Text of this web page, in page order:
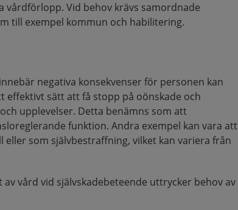
vårdförlopp. Vid behov krävs samordnade
till exempel kommun och habilitering.
negativa konsekvenser för personen kan
effektivt sätt att få stopp på oönskade och
upplevelser. Detta benämns som att
funktion. Andra exempel kan vara att
eller som självbestraffning, vilket kan variera från
vård vid självskadebeteende uttrycker behov av